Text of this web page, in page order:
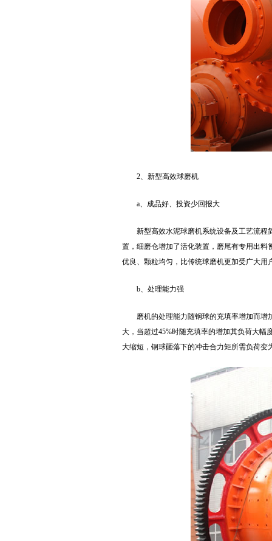
2、新型高效球磨机
a、成品好、投资少回报大
新型高效水泥球磨机系统设备及工艺流程
置，细磨仓增加了活化装置，磨尾有专用出
优良、颗粒均匀，比传统球磨机更加受广大
b、处理能力强
磨机的处理能力随钢球的充填率增加而
大，当超过45%时随充填率的增加其负荷大
大缩短，钢球砸落下的冲击合力矩所需负荷